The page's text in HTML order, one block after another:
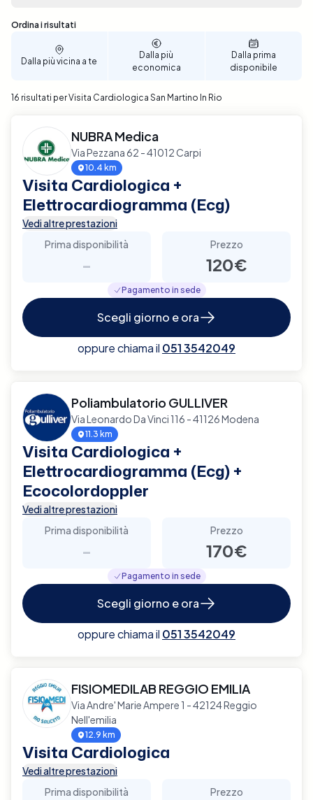
prenotazione è intuitivo e veloce, consentendoti di
selezionare la data e l'ora che più si adattano alle
tue esigenze personali. Prenota ora per garantire un
supporto diagnostico completo e affidabile per la
Sono stati trovati 16 risultati
Ordina i risultati
Dalla più vicina a te
Dalla più
economica
Dalla prima
disponibile
16 risultati per Visita Cardiologica San Martino In Rio
NUBRA Medica
Via Pezzana 62 - 41012 Carpi
10.4 km
Visita Cardiologica +
Elettrocardiogramma (Ecg)
Vedi altre prestazioni
Prima disponibilità
-
Prezzo
120€
Pagamento in sede
Scegli giorno e ora
oppure chiama il 051 3542049
Poliambulatorio GULLIVER
Via Leonardo Da Vinci 116 - 41126 Modena
11.3 km
Visita Cardiologica +
Elettrocardiogramma (Ecg) +
Ecocolordoppler
Vedi altre prestazioni
Prima disponibilità
-
Prezzo
170€
Pagamento in sede
Scegli giorno e ora
oppure chiama il 051 3542049
FISIOMEDILAB REGGIO EMILIA
Via Andre' Marie Ampere 1 - 42124 Reggio
Nell'emilia
12.9 km
Visita Cardiologica
Vedi altre prestazioni
Prima disponibilità
Prezzo